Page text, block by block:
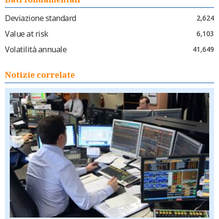
Deviazione standard
2,624
Value at risk 6,103
Volatilità annuale 41,649
Notizie correlate